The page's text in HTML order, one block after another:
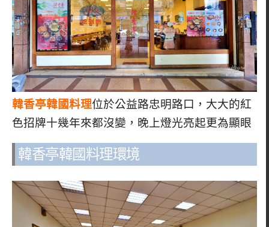
韓香亭韓國料理位於公益路忠明路口，大大的紅
色招牌十幾年來都沒變，晚上燈光亮起更為顯眼
韓香亭韓國料理環境